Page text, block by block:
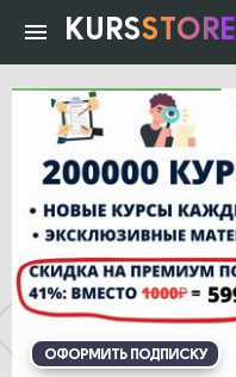
KURSSTORE
ОФОРМИТЬ ПОДПИСКУ